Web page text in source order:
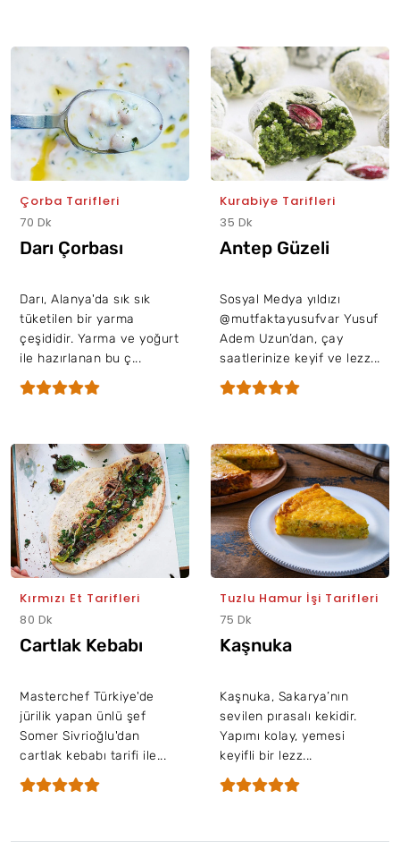
Çorba Tarifleri
70 Dk
Darı Çorbası
Darı, Alanya'da sık sık
tüketilen bir yarma
çeşididir. Yarma ve yoğurt
ile hazırlanan bu ç...
Kurabiye Tarifleri
35 Dk
Antep Güzeli
Sosyal Medya yıldızı
@mutfaktayusufvar Yusuf
Adem Uzun’dan, çay
saatlerinize keyif ve lezz...
Kırmızı Et Tarifleri
80 Dk
Cartlak Kebabı
Masterchef Türkiye'de
jürilik yapan ünlü şef
Somer Sivrioğlu'dan
cartlak kebabı tarifi ile...
Tuzlu Hamur İşi Tarifleri
75 Dk
Kaşnuka
Kaşnuka, Sakarya’nın
sevilen pırasalı kekidir.
Yapımı kolay, yemesi
keyifli bir lezz...